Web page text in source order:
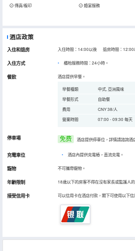
傳真/複印
婚宴服務
酒店政策
入住和退房 入住時間：14:00以後 退房時間：12:00
入住方式 櫃枱服務時間：24小時。
餐飲 酒店提供早餐。
早餐種類
中式, 亞洲風味
早餐形式
自助餐
費用
CNY 38/人
營業時間
07:00 - 09:30 每天
停車場 免费 酒店提供停車位，詳情請諮詢酒
充電車位 • 酒店內提供充電樁，直流充電。
寵物 不可攜帶寵物。
年齡限制 18歲以下的房客不得在沒有家長或監護人
接受信用卡 可以信用卡在酒店付款，閣下可使用以下信